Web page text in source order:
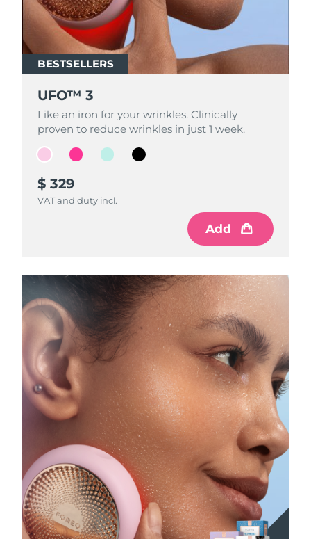
BESTSELLERS
UFO™ 3
Like an iron for your wrinkles. Clinically
proven to reduce wrinkles in just 1 week.
$ 329
VAT and duty incl.
Add
BESTSELLERS
UFO™ 3
Like an iron for your wrinkles. Clinically
proven to reduce wrinkles in just 1 week.
$ 319
VAT and duty incl.
Add
BESTSELLERS
UFO™ 3
Like an iron for your wrinkles. Clinically
proven to reduce wrinkles in just 1 week.
$ 309
VAT and duty incl.
Add
BESTSELLERS
UFO™ 3
Like an iron for your wrinkles. Clinically
proven to reduce wrinkles in just 1 week.
$ 299
VAT and duty incl.
Add
LUNA™ 4 mini
For young skin, T-zone
For travel or gym bag
LUNA™護膚
All facial cleansing devices
面部提拉護理
Premium anti-aging skincare
All premium facelift devices
UFO™ 3 mini
Red light therapy device for young skin
UFO™ 3 go
Portable red light therapy
issa™ 4 smile
Hybrid silicone sonic toothbrush
issa™ 4 baby
For ages 0-3
issa™ Teeth Whitening Set
FAQ™ 101
Clinical anti-aging
FAQ™ 102
Advanced clinical anti-aging
FAQ™ 103
FAQ™ P1 Primer
Manuka honey primer
FAQ™護膚品
All FAQ™ skincare
FAQ™產品
All anti-aging treatments
FAQ™ 201
LED mask
FAQ™ 202
LED mask
FAQ™ 211
Anti-aging LED hand mask
FAQ™護膚品
All FAQ™ skincare
FAQ™產品
All LED treatments
生髮
FAQ™ 301
LED hair strengthening scalp massager
FAQ™ Scalp Serum
FAQ™產品
All hair treatments
肌膚年輕化
NEW
FAQ™ 501
Full-Spectrum Red Light Therapy
FAQ™ 502
FAQ™ Red Light Serum
FAQ™ skincare
All FAQ™ skincare
FAQ™ products
All toning treatments
保健品
NEW
專業治療
脫毛
PEACH™ 2 Pro Max
Professional IPL hair removal device
PEACH™ 2
IPL hair removal
PEACH™ 2 go
Travel-friendly IPL hair removal
PEACH™ Cooling Prep Gel
Cooling IPL hair removal gel
身體護理
BEAR™ 2 body
Microcurrent body toning
LUNA™ 4 body
Massaging body brush
SUPERCHARGED™ serum
Firming body serum
痘肌護理
ESPADA™ 2 plus
Recurring acne LED therapy
ESPADA™ 2
Acne treatment device
ESPADA™ Blemish Solution
眼部護理
BEAR™ 2 eyes & lips
Microcurrent line smoothing device
IRIS™ 2
Rejuvenating eye massager
眼部護膚
毛孔護理
KIWI™ derma
Diamond microdermabrasion .
護發
LUNA™ 4 hair
2-in-1 LED scalp massager
牙齒美白
NEW
中國 預計送達日期 08/08/2026
哥倫比亞 12/08/2026
克羅埃西亞 預計送達日期08/08/2026
賽普勒斯 預計送達日期
丹麥
愛沙尼亞
預計送達日期 08/08/2026
法屬玻里尼西亞 預計送達日期 12/08/2026
預計送達日期08/08/2026
直布羅陀 預計送達日期12/08/2026
希臘 預計送達日期 08/08/2026
中國香港特別行政區 預計送達日期09/08/2026
匈牙利 預計送達日期 08/08/2026
冰島 預計送達日期09/08/2026
印尼 預計送達日期06/08/2026